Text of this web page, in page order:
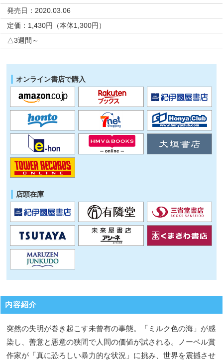
発売日：2020.03.06
定価：1,430円（本体1,300円）
△3週間～
オンライン書店で購入
店頭在庫
内容紹介
突然の失明が巻き起こす未曾有の事態。「ミルク色の海」が感
染し、善意と悪意の狭間で人間の価値が試される。ノーベル賞
作家が「真に恐ろしい暴力的な状況」に挑み、世界を震撼させ